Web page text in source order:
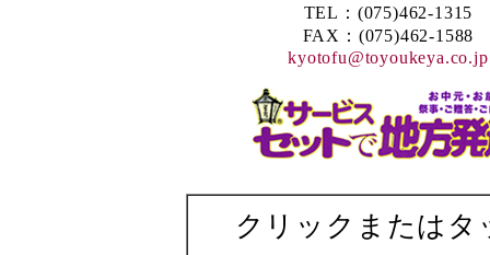
TEL：(075)462-1315
FAX：(075)462-1588
kyotofu@toyoukeya.co.jp
クリックまたはタ